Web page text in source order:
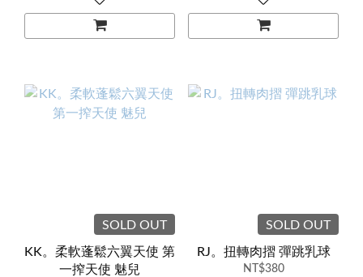
SOLD OUT
KK。柔軟蓬鬆六翼天使 第
一搾天使 魅兒
SOLD OUT
RJ。扭轉肉摺 彈跳乳球
NT$380